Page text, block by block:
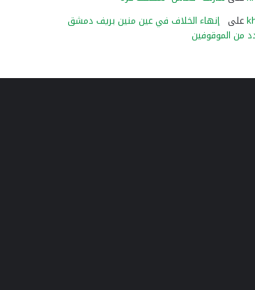
على إنهاء الخلاف في عين منين بريف دمشق
من الموقوفين